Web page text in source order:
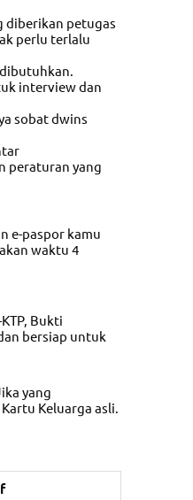
diberikan petugas
perlu terlalu
interview dan
sobat dwins
peraturan yang
e-paspor kamu
waktu 4
Bukti
bersiap untuk
yang
Keluarga asli.